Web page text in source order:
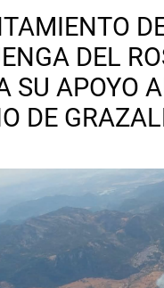
DEL
SU APOYO
DE